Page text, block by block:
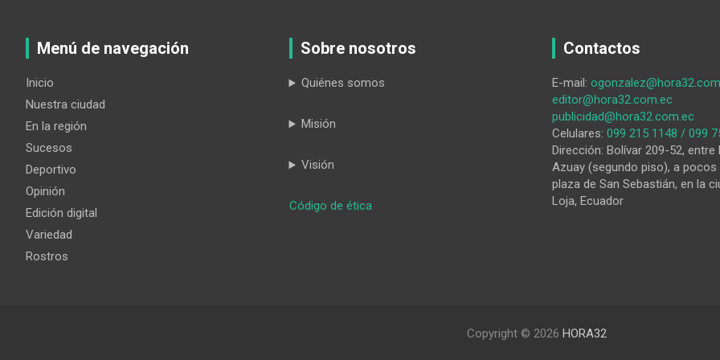
Menú de navegación
Inicio
Nuestra ciudad
En la región
Sucesos
Deportivo
Opinión
Edición digital
Variedad
Rostros
Sobre nosotros
Quiénes somos
Misión
Visión
Código de ética:
Contactos
E-mail:
editor@hora32.com.ec
publicidad@hora32.com.ec
Celulares: 099 215 1148 / 099
Dirección: Bolívar 209-52, entre
Azuay (segundo piso), a
plaza de San Sebastián, en la
Loja, Ecuador
Copyright © 2026 HORA32